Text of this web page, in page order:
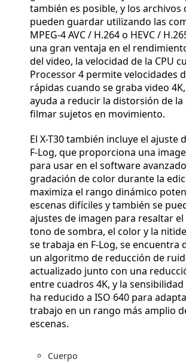
también es posible, y los archivos
pueden guardar utilizando las
MPEG-4 AVC / H.264 o HEVC /
una gran ventaja en el
del video, la velocidad de la CPU
Processor 4 permite velocidades
rápidas cuando se graba video
ayuda a reducir la distorsión de la
filmar sujetos en movimiento.
El X-T30 también incluye el ajuste
F-Log, que proporciona una
para usar en el software
gradación de color durante la
maximiza el rango dinámico
escenas difíciles y también se
ajustes de imagen para resaltar
tono de sombra, el color y la
se trabaja en F-Log, se encuentra
un algoritmo de reducción de
actualizado junto con una
entre cuadros 4K, y la
ha reducido a ISO 640 para
trabajo en un rango más amplio
escenas.
Cuerpo